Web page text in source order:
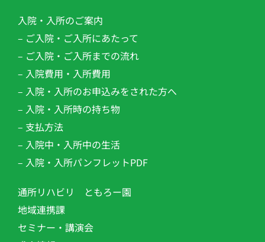
入院・入所のご案内
– ご入院・ご入所にあたって
– ご入院・ご入所までの流れ
– 入院費用・入所費用
– 入院・入所のお申込みをされた方へ
– 入院・入所時の持ち物
– 支払方法
– 入院中・入所中の生活
– 入院・入所パンフレットPDF
通所リハビリ ともろー園
地域連携課
セミナー・講演会